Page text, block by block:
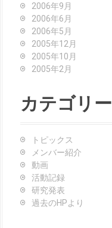
2006年9月
2006年6月
2006年5月
2005年12月
2005年10月
2005年2月
カテゴリー
トピックス
メンバー紹介
動画
活動記録
研究発表
過去のHPより